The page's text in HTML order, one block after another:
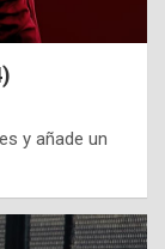
y añade un